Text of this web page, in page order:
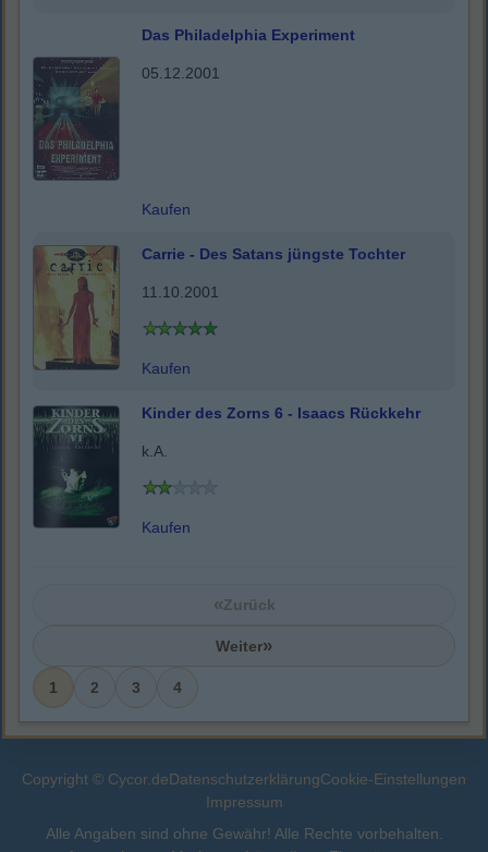
Das Philadelphia Experiment
05.12.2001
Kaufen
Carrie - Des Satans jüngste Tochter
11.10.2001
Kaufen
Kinder des Zorns 6 - Isaacs Rückkehr
k.A.
Kaufen
«Zurück
1 2 3 4
Weiter»
Copyright © Cycor.deDatenschutzerklärungCookie-Einstellungen
Impressum
Alle Angaben sind ohne Gewähr! Alle Rechte vorbehalten.